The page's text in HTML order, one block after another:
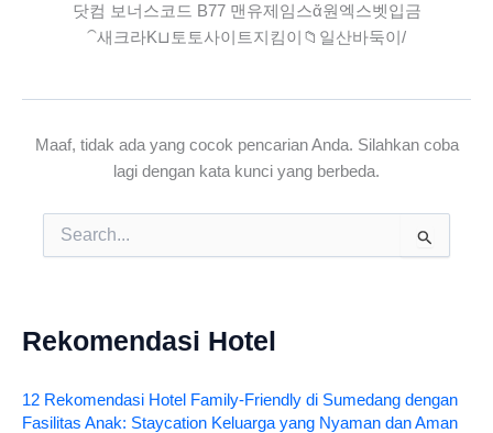
닷컴 보너스코드 B77 맨유제임스ἄ원엑스벳입금
⁀새크라K⊔토토사이트지킴이📁일산바둑이/
Maaf, tidak ada yang cocok pencarian Anda. Silahkan coba
lagi dengan kata kunci yang berbeda.
untuk:
Rekomendasi Hotel
12 Rekomendasi Hotel Family-Friendly di Sumedang dengan
Fasilitas Anak: Staycation Keluarga yang Nyaman dan Aman